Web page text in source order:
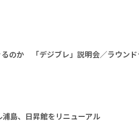
のか 「デジブレ」説明会／ラウンド
島、日昇館をリニューアル